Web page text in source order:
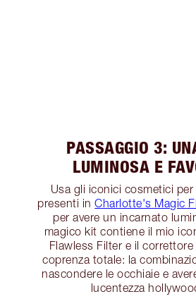
PASSAGGIO 3:
LUMINOSA E
Usa gli iconici cosmetici
presenti inCharlotte's Magic
per avere un incarnato
magico kit contiene il mio
Flawless Filter e il
coprenza totale: la
nascondere le occhiaie e
lucentezza